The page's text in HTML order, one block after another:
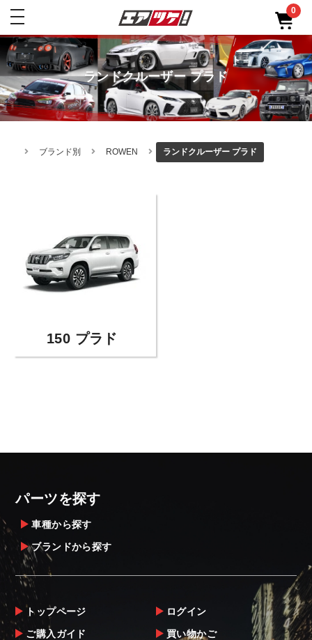
toggle
0
ランドクルーザー プラド
ブランド別 ROWEN ランドクルーザー プラド
150 プラド
パーツを探す
車種から探す
ブランドから探す
トップページ
ご購入ガイド
ログイン
買い物かご